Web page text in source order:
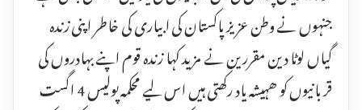
جنہوں نے وطن عزیز پاکستان کی ابیاری کی خاطر اپنی زندہ
گیاں لوٹا دین مقررین نے مزید کہا زندہ قوم اپنے بہادروں کی
قر بانیوں کو ھہیشہ یاد رکھتی ہیں اس لیے محکمہ پولیس 4 اگست